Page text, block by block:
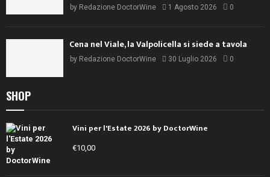
by Redazione DoctorWine 1 Agosto 2026 0
Cena nel Viale, la Valpolicella si siede a tavola
by Redazione DoctorWine 30 Luglio 2026 0
SHOP
Vini per l'Estate 2026 by DoctorWine
€10,00